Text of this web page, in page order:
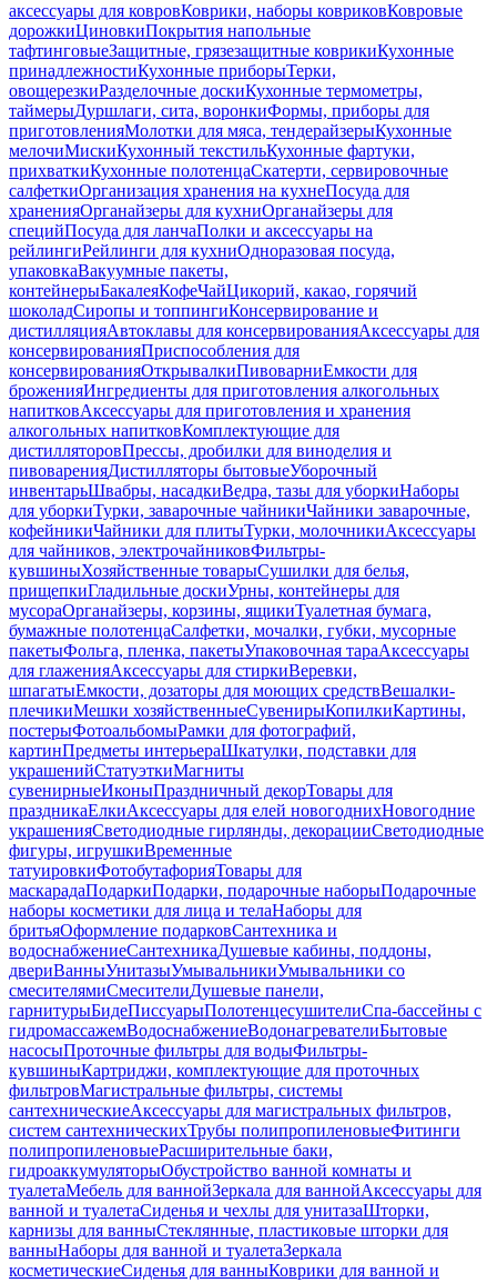
аксессуары для ковровКоврики, наборы ковриковКовровые
дорожкиЦиновкиПокрытия напольные
тафтинговыеЗащитные, грязезащитные коврикиКухонные
принадлежностиКухонные приборыТерки,
овощерезкиРазделочные доскиКухонные термометры,
таймерыДуршлаги, сита, воронкиФормы, приборы для
приготовленияМолотки для мяса, тендерайзерыКухонные
мелочиМискиКухонный текстильКухонные фартуки,
прихваткиКухонные полотенцаСкатерти, сервировочные
салфеткиОрганизация хранения на кухнеПосуда для
храненияОрганайзеры для кухниОрганайзеры для
специйПосуда для ланчаПолки и аксессуары на
рейлингиРейлинги для кухниОдноразовая посуда,
упаковкаВакуумные пакеты,
контейнерыБакалеяКофеЧайЦикорий, какао, горячий
шоколадСиропы и топпингиКонсервирование и
дистилляцияАвтоклавы для консервированияАксессуары для
консервированияПриспособления для
консервированияОткрывалкиПивоварниЕмкости для
броженияИнгредиенты для приготовления алкогольных
напитковАксессуары для приготовления и хранения
алкогольных напитковКомплектующие для
дистилляторовПрессы, дробилки для виноделия и
пивоваренияДистилляторы бытовыеУборочный
инвентарьШвабры, насадкиВедра, тазы для уборкиНаборы
для уборкиТурки, заварочные чайникиЧайники заварочные,
кофейникиЧайники для плитыТурки, молочникиАксессуары
для чайников, электрочайниковФильтры-
кувшиныХозяйственные товарыСушилки для белья,
прищепкиГладильные доскиУрны, контейнеры для
мусораОрганайзеры, корзины, ящикиТуалетная бумага,
бумажные полотенцаСалфетки, мочалки, губки, мусорные
пакетыФольга, пленка, пакетыУпаковочная тараАксессуары
для глаженияАксессуары для стиркиВеревки,
шпагатыЕмкости, дозаторы для моющих средствВешалки-
плечикиМешки хозяйственныеСувенирыКопилкиКартины,
постерыФотоальбомыРамки для фотографий,
картинПредметы интерьераШкатулки, подставки для
украшенийСтатуэткиМагниты
сувенирныеИконыПраздничный декорТовары для
праздникаЕлкиАксессуары для елей новогоднихНовогодние
украшенияСветодиодные гирлянды, декорацииСветодиодные
фигуры, игрушкиВременные
татуировкиФотобутафорияТовары для
маскарадаПодаркиПодарки, подарочные наборыПодарочные
наборы косметики для лица и телаНаборы для
бритьяОформление подарковСантехника и
водоснабжениеСантехникаДушевые кабины, поддоны,
двериВанныУнитазыУмывальникиУмывальники со
смесителямиСмесителиДушевые панели,
гарнитурыБидеПиссуарыПолотенцесушителиСпа-бассейны с
гидромассажемВодоснабжениеВодонагревателиБытовые
насосыПроточные фильтры для водыФильтры-
кувшиныКартриджи, комплектующие для проточных
фильтровМагистральные фильтры, системы
сантехническиеАксессуары для магистральных фильтров,
систем сантехническихТрубы полипропиленовыеФитинги
полипропиленовыеРасширительные баки,
гидроаккумуляторыОбустройство ванной комнаты и
туалетаМебель для ваннойЗеркала для ваннойАксессуары для
ванной и туалетаСиденья и чехлы для унитазаШторки,
карнизы для ванныСтеклянные, пластиковые шторки для
ванныНаборы для ванной и туалетаЗеркала
косметическиеСиденья для ванныКоврики для ванной и